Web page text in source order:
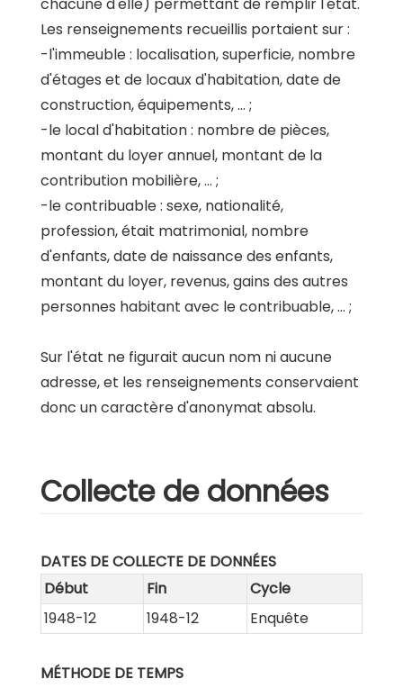
chacune d'elle) permettant de remplir l'état.
Les renseignements recueillis portaient sur :
-l'immeuble : localisation, superficie, nombre
d'étages et de locaux d'habitation, date de
construction, équipements, ... ;
-le local d'habitation : nombre de pièces,
montant du loyer annuel, montant de la
contribution mobilière, ... ;
-le contribuable : sexe, nationalité,
profession, était matrimonial, nombre
d'enfants, date de naissance des enfants,
montant du loyer, revenus, gains des autres
personnes habitant avec le contribuable, ... ;
Sur l'état ne figurait aucun nom ni aucune
adresse, et les renseignements conservaient
donc un caractère d'anonymat absolu.
Collecte de données
DATES DE COLLECTE DE DONNÉES
Début
Fin
Cycle
1948-12
1948-12 Enquête
MÉTHODE DE TEMPS